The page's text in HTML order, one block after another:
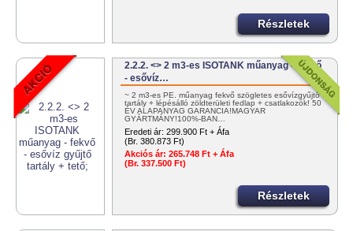
Részletek
2.2.2. <> 2 m3-es ISOTANK műanyag - fekvő
- esővíz…
~ 2 m3-es PE. műanyag fekvő szögletes esővízgyűjtő
tartály + lépésálló zöldterületi fedlap + csatlakozók! 50
ÉV ALAPANYAG GARANCIA!MAGYAR
GYÁRTMÁNY!100%-BAN…
Eredeti ár: 299.900 Ft + Áfa
(Br. 380.873 Ft)
Akciós ár: 265.748 Ft + Áfa
(Br. 337.500 Ft)
Részletek